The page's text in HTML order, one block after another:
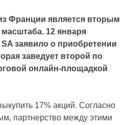
Франции является вторым
12 января
заявило о приобретении
заведует второй по
онлайн-площадкой
17% акций. Согласно
партнерство между этими